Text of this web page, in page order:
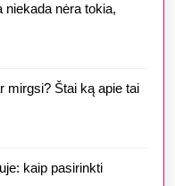
niekada nėra tokia,
mirgsi? Štai ką apie tai
kaip pasirinkti